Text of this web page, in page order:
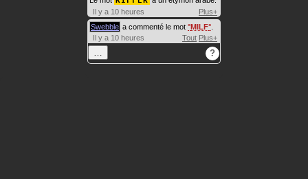
Il y a 10 heures
Plus+
Swebble a commenté le mot MILF
Il y a 10 heures
Tout Plus+
?